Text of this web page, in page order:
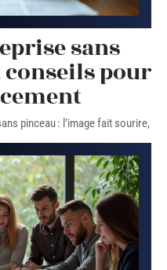
sans
conseils pour
pinceau : l’image fait sourire,